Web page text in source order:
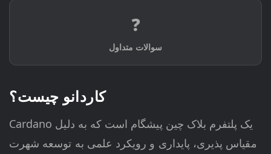
❓
سوالات متداول
کاردانو چیست؟
Cardano یک پلتفرم بلاک چین پیشگام است که به دلیل
مقیاس پذیری، پایداری و رویکرد علمی به توسعه شهرت